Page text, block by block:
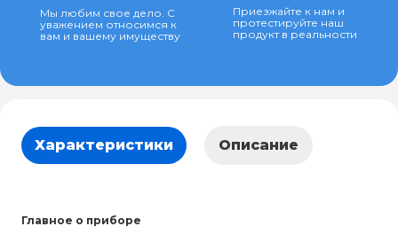
Мы любим свое дело. С
уважением относимся к
вам и вашему имуществу
Приезжайте к нам и
протестируйте наш
продукт в реальности
Характеристики Описание
Главное о приборе